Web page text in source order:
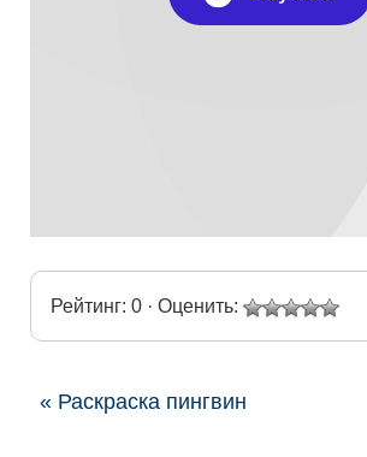
Рейтинг: 0 · Оценить:
« Раскраска пингвин